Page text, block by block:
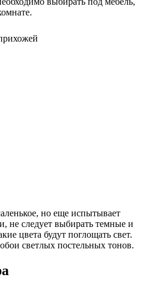
но еще испытывает
не следует выбирать темные и
цвета будут поглощать свет.
светлых постельных тонов.